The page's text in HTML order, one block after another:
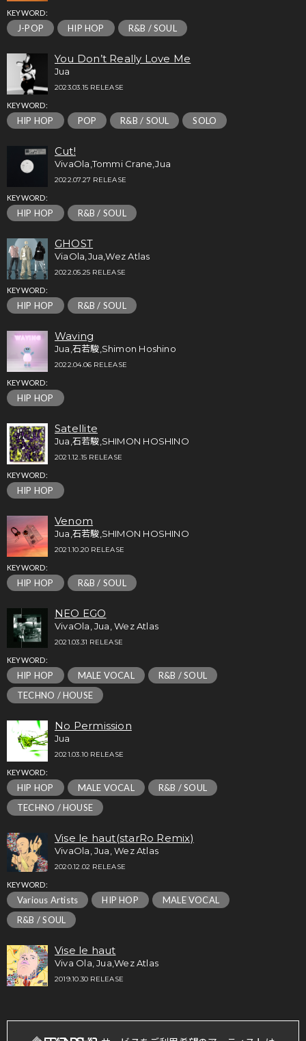
KEYWORD:
J-POP HIP HOP R&B / SOUL
You Don’t Really Love Me
Jua
2023.03.15 RELEASE
KEYWORD:
HIP HOP POP R&B / SOUL SOLO
Cut!
VivaOla,Tommi Crane,Jua
2022.07.27 RELEASE
KEYWORD:
HIP HOP R&B / SOUL
GHOST
ViaOla,Jua,Wez Atlas
2022.05.25 RELEASE
KEYWORD:
HIP HOP R&B / SOUL
Waving
Jua,石若駿,Shimon Hoshino
2022.04.06 RELEASE
KEYWORD:
HIP HOP
Satellite
Jua,石若駿,SHIMON HOSHINO
2021.12.15 RELEASE
KEYWORD:
HIP HOP
Venom
Jua,石若駿,SHIMON HOSHINO
2021.10.20 RELEASE
KEYWORD:
HIP HOP R&B / SOUL
NEO EGO
VivaOla, Jua, Wez Atlas
2021.03.31 RELEASE
KEYWORD:
HIP HOP MALE VOCAL
R&B / SOUL
TECHNO / HOUSE
No Permission
Jua
2021.03.10 RELEASE
KEYWORD:
HIP HOP MALE VOCAL
R&B / SOUL
TECHNO / HOUSE
Vise le haut(starRo Remix)
VivaOla, Jua, Wez Atlas
2020.12.02 RELEASE
KEYWORD:
Various Artists HIP HOP
MALE VOCAL
R&B / SOUL
Vise le haut
Viva Ola, Jua,Wez Atlas
2019.10.30 RELEASE